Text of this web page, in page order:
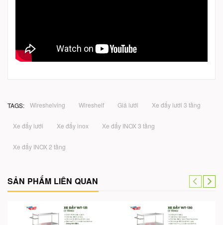
TAGS: Wireshelving Wireshelf Giá lưới Xe đẩy lưới 3 tầng
Xe đẩy lưới Xe đẩy inox Xe đẩy INOX 3 tầng
Xe đẩy INOX 2 tầng
SẢN PHẨM LIÊN QUAN